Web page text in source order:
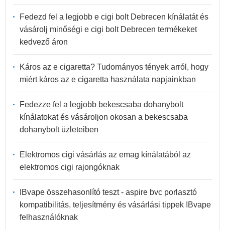
Fedezd fel a legjobb e cigi bolt Debrecen kínálatát és
vásárolj minőségi e cigi bolt Debrecen termékeket
kedvező áron
Káros az e cigaretta? Tudományos tények arról, hogy
miért káros az e cigaretta használata napjainkban
Fedezze fel a legjobb bekescsaba dohanybolt
kínálatokat és vásároljon okosan a bekescsaba
dohanybolt üzleteiben
Elektromos cigi vásárlás az emag kínálatából az
elektromos cigi rajongóknak
IBvape összehasonlító teszt - aspire bvc porlasztó
kompatibilitás, teljesítmény és vásárlási tippek IBvape
felhasználóknak